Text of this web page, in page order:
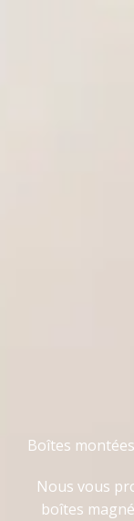
Boîtes
Nous vous
boîtes